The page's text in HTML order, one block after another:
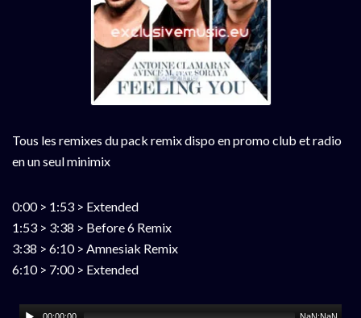
Tous les remixes du pack remix dispo en promo club et radio
en un seul minimix
0:00 > 1:53 > Extended
1:53 > 3:38 > Before 6 Remix
3:38 > 6:10 > Amnesiak Remix
6:10 > 7:00 > Extended